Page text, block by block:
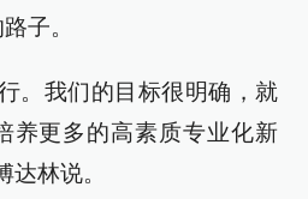
子。
。我们的目标很明确，就
养更多的高素质专业化新
达林说。